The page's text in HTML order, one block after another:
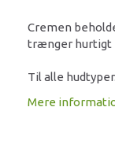
Cremen
trænger hurtigt
Til alle
Mere